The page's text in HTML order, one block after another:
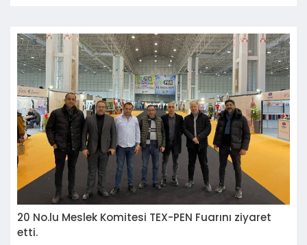
20 No.lu Meslek Komitesi TEX-PEN Fuarını ziyaret
etti.